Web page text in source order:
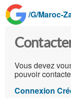
/G/Maroc-
Vous devez
pouvoir
Connexion